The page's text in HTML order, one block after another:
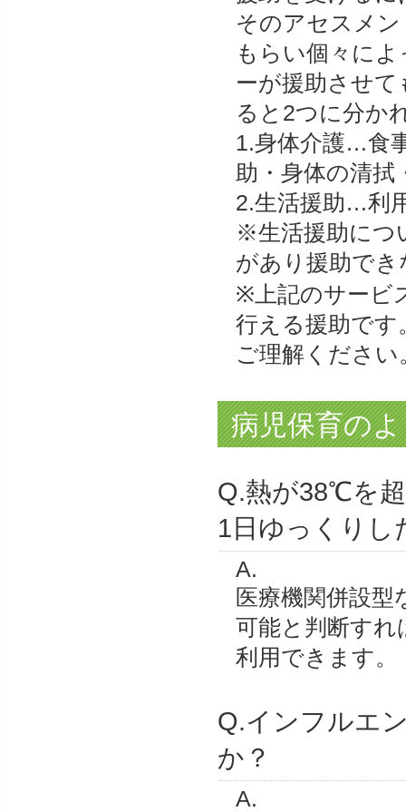
そのアセスメ
もらい個々に
ーが援助させ
ると2つに分か
1.身体介護…食
助・身体の清拭
2.生活援助…利
※生活援助につ
があり援助で
※上記のサービ
行える援助で
ご理解くださ
病児保育の
Q.熱が38℃を
1日ゆっくりし
A.
医療機関併設
可能と判断す
利用できます。
Q.インフルエ
か？
A.